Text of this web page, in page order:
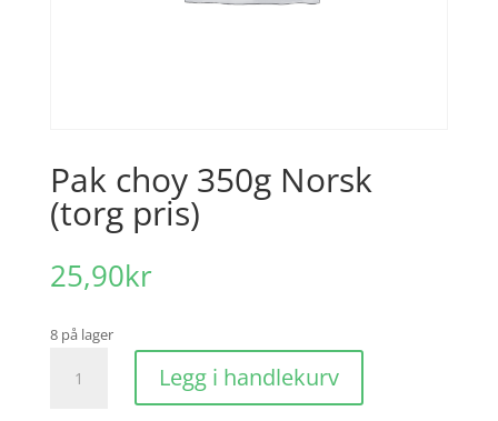
Pak choy 350g Norsk
(torg pris)
25,90kr
8 på lager
choy
Legg i handlekurv